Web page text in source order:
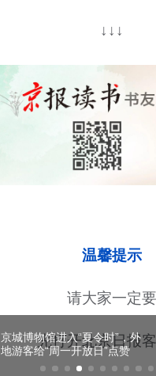
↓↓↓
温馨提示
请大家一定要
先打开北京日报
光影版乾隆花园邀观众沉浸
游园